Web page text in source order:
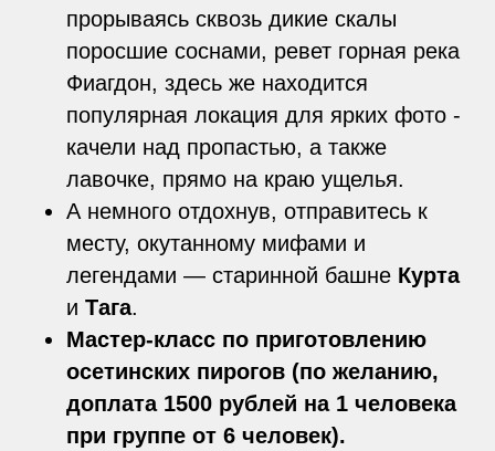
прорываясь сквозь дикие скалы
поросшие соснами, ревет горная река
Фиагдон, здесь же находится
популярная локация для ярких фото -
качели над пропастью, а также
лавочке, прямо на краю ущелья.
А немного отдохнув, отправитесь к
месту, окутанному мифами и
легендами — старинной башне Курта
и Тага.
Мастер-класс по приготовлению
осетинских пирогов (по желанию,
доплата 1500 рублей на 1 человека
при группе от 6 человек).